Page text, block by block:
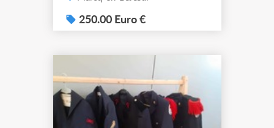
250.00 Euro €